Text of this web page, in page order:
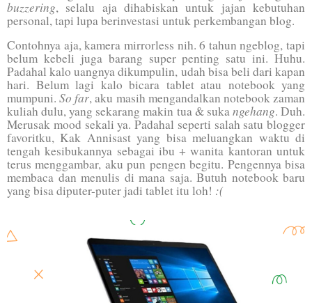
buzzering, selalu aja dihabiskan untuk jajan kebutuhan
personal, tapi lupa berinvestasi untuk perkembangan blog.
Contohnya aja, kamera mirrorless nih. 6 tahun ngeblog, tapi
belum kebeli juga barang super penting satu ini. Huhu.
Padahal kalo uangnya dikumpulin, udah bisa beli dari kapan
hari. Belum lagi kalo bicara tablet atau notebook yang
mumpuni.So far, aku masih mengandalkan notebook zaman
kuliah dulu, yang sekarang makin tua & sukangehang. Duh.
Merusak mood sekali ya. Padahal seperti salah satu blogger
favoritku, Kak Annisast yang bisa meluangkan waktu di
tengah kesibukannya sebagai ibu + wanita kantoran untuk
terus menggambar, aku pun pengen begitu. Pengennya bisa
membaca dan menulis di mana saja. Butuh notebook baru
yang bisa diputer-puter jadi tablet itu loh! :(